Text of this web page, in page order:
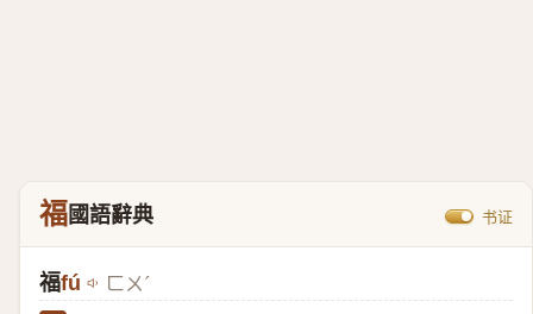
福國語辭典 书证
福fú ㄈㄨˊ